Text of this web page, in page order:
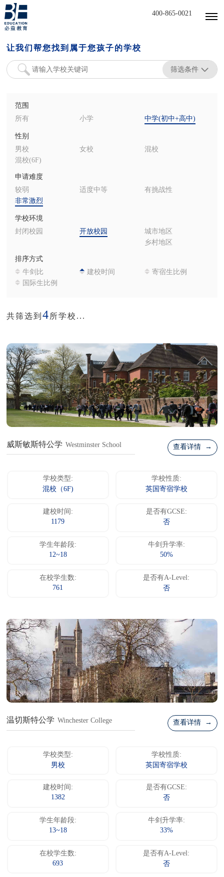
400-865-0021
让我们帮您找到属于您孩子的学校
筛选条件
范围
所有
小学 中学(初中+高中)
性别
男校
女校
混校
混校(6F)
申请难度
较弱
适度中等
有挑战性
非常激烈
学校环境
封闭校园
开放校园
城市地区
乡村地区
排序方式
牛剑比
建校时间
寄宿生比例
国际生比例
共筛选到4所学校...
威斯敏斯特公学 Westminster School 查看详情 →
学校类型:
混校（6F)
学校性质:
英国寄宿学校
建校时间:
1179
是否有GCSE:
否
学生年龄段:
12~18
牛剑升学率:
50%
在校学生数:
761
是否有A-Level:
否
温切斯特公学 Winchester College 查看详情 →
学校类型:
男校
学校性质:
英国寄宿学校
建校时间:
1382
是否有GCSE:
否
学生年龄段:
13~18
牛剑升学率:
33%
在校学生数:
693
是否有A-Level:
否